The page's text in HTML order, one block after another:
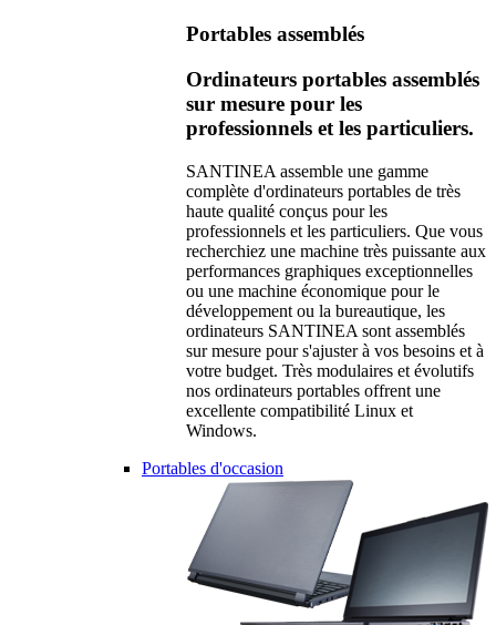
Portables assemblés
Ordinateurs portables assemblés
sur mesure pour les
professionnels et les particuliers.
SANTINEA assemble une gamme
complète d'ordinateurs portables de très
haute qualité conçus pour les
professionnels et les particuliers. Que vous
recherchiez une machine très puissante aux
performances graphiques exceptionnelles
ou une machine économique pour le
développement ou la bureautique, les
ordinateurs SANTINEA sont assemblés
sur mesure pour s'ajuster à vos besoins et à
votre budget. Très modulaires et évolutifs
nos ordinateurs portables offrent une
excellente compatibilité Linux et
Windows.
Portables d'occasion